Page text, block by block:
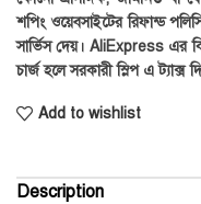
শপিং ওয়েবসাইটের রিফান্ড
সার্ভিস দেয়। AliExpress এর
চার্জ হলে সরকারী স্লিপ এ ট্যাক্স
Add to wishlist
Description